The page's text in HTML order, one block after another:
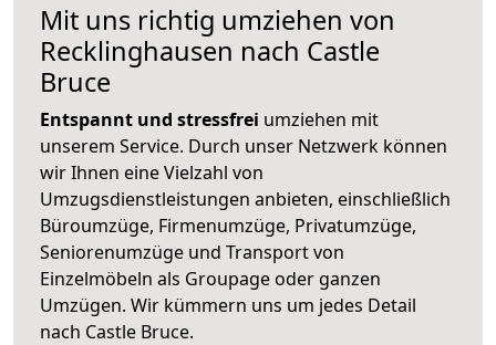
Mit uns richtig umziehen von
Recklinghausen nach Castle
Bruce
Entspannt und stressfrei umziehen mit
unserem Service. Durch unser Netzwerk können
wir Ihnen eine Vielzahl von
Umzugsdienstleistungen anbieten, einschließlich
Büroumzüge, Firmenumzüge, Privatumzüge,
Seniorenumzüge und Transport von
Einzelmöbeln als Groupage oder ganzen
Umzügen. Wir kümmern uns um jedes Detail
nach Castle Bruce.